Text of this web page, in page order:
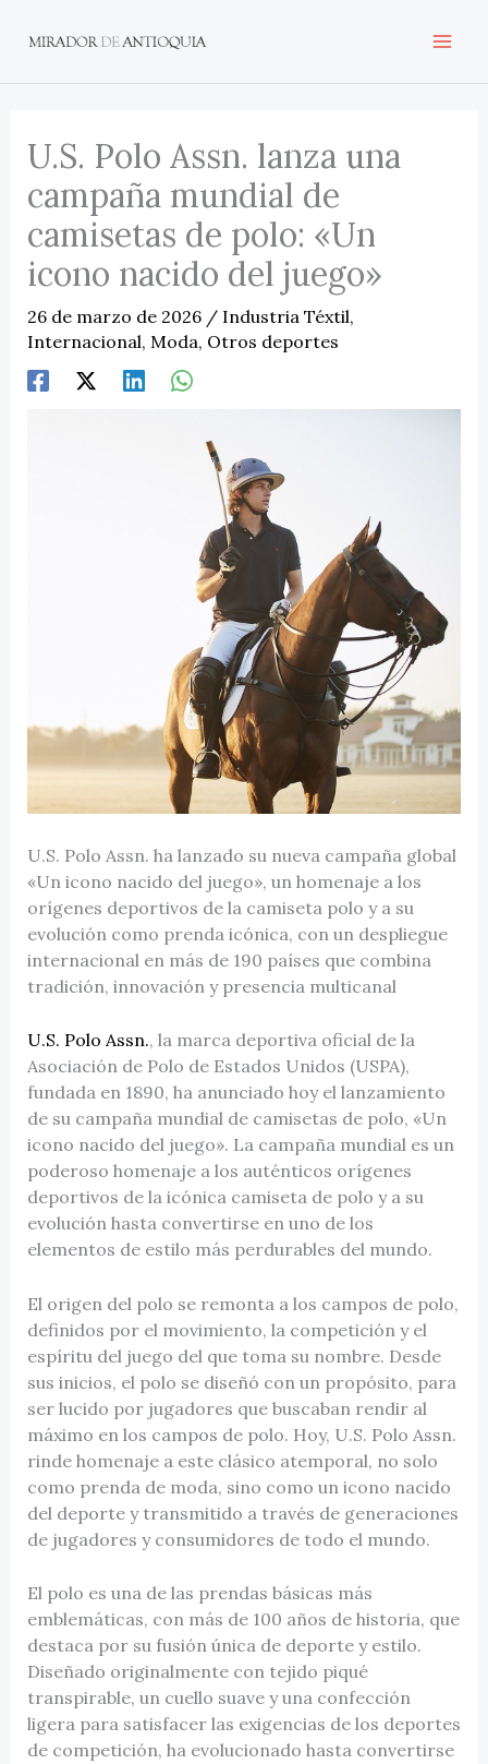
U.S. Polo Assn. lanza una
campaña mundial de
camisetas de polo: «Un
icono nacido del juego»
26 de marzo de 2026 / Industria Téxtil,
Internacional, Moda, Otros deportes
U.S. Polo Assn. ha lanzado su nueva campaña global
«Un icono nacido del juego», un homenaje a los
orígenes deportivos de la camiseta polo y a su
evolución como prenda icónica, con un despliegue
internacional en más de 190 países que combina
tradición, innovación y presencia multicanal
U.S. Polo Assn., la marca deportiva oficial de la
Asociación de Polo de Estados Unidos (USPA),
fundada en 1890, ha anunciado hoy el lanzamiento
de su campaña mundial de camisetas de polo, «Un
icono nacido del juego». La campaña mundial es un
poderoso homenaje a los auténticos orígenes
deportivos de la icónica camiseta de polo y a su
evolución hasta convertirse en uno de los
elementos de estilo más perdurables del mundo.
El origen del polo se remonta a los campos de polo,
definidos por el movimiento, la competición y el
espíritu del juego del que toma su nombre. Desde
sus inicios, el polo se diseñó con un propósito, para
ser lucido por jugadores que buscaban rendir al
máximo en los campos de polo. Hoy, U.S. Polo Assn.
rinde homenaje a este clásico atemporal, no solo
como prenda de moda, sino como un icono nacido
del deporte y transmitido a través de generaciones
de jugadores y consumidores de todo el mundo.
El polo es una de las prendas básicas más
emblemáticas, con más de 100 años de historia, que
destaca por su fusión única de deporte y estilo.
Diseñado originalmente con tejido piqué
transpirable, un cuello suave y una confección
ligera para satisfacer las exigencias de los deportes
de competición, ha evolucionado hasta convertirse